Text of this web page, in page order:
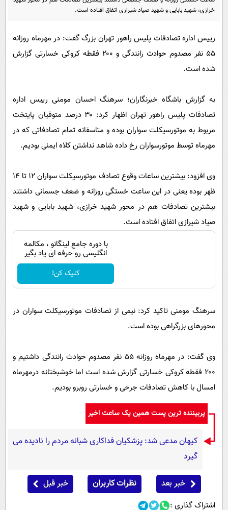
گوناگون
سلامت
فرهنگی
بین الملل
حیات وحش
سیاست خارجی
پیامک
آشپزی
دانلود
خرازی، شهید بابایی و شهید صیاد شیرازی اتفاق افتاده است.
رییس اداره تصادفات پلیس راهور تهران بزرگ گفت: در مهرماه روزانه
۵۵ نفر مصدوم حوادث رانندگی و ۲۰۰ فقطه کروکی خسارتی گزارش
شده است.
به گزارش باشگاه خبرنگاران؛ سرهنگ احسان مومنی رییس اداره
تصادفات پلیس راهور تهران اظهار کرد: ۳۰ درصد متوفیان پایتخت
مربوط به موتورسیکلت سواران بوده و متاسفانه تمام تصادفاتی که در
مهرماه توسط موتورسواران رخ داده شاهد نداشتن کلاه ایمنی بودیم.
وی افزود: بیشترین ساعات وقوع تصادف موتورسیکلت سواران ۱۲ تا ۱۴
ظهر بوده یعنی در این ساعت خستگی روزانه و ضعف جسمانی داشتند
بیشترین تصادفات هم در محور شهید خرازی، شهید بابایی و شهید
صیاد شیرازی اتفاق افتاده است.
با دوره جامع لینگانو ، مکالمه
انگلیسی رو حرفه ای یاد بگیر
کلیک کن!
سرهنگ مومنی تاکید کرد: نیمی از تصادفات موتورسیکلت سواران در
محورهای بزرگراهی بوده است.
وی گفت: در مهرماه روزانه ۵۵ نفر مصدوم حوادث رانندگی داشتیم و
۲۰۰ فقطه کروکی خسارتی گزارش شده است اما خوشبختانه درمهرماه
امسال با کاهش تصادفات جرحی و خسارتی روبرو بودیم.
پربیننده ترین پست همین یک ساعت اخیر
کیهان مدعی شد: پزشکیان فداکاری شبانه مردم را نادیده می
گیرد
خبر بعد نظرات کاربران خبر قبل
اشتراک گذاری :